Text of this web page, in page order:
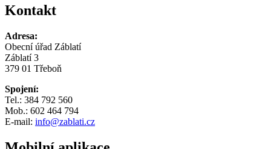
Kontakt
Adresa:
Obecní úřad Záblatí
Záblatí 3
379 01 Třeboň
Spojení:
Tel.: 384 792 560
Mob.: 602 464 794
E-mail: info@zablati.cz